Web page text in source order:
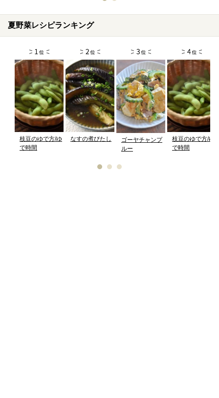
夏野菜レシピランキング
枝豆のゆで方/ゆ
で時間
なすの煮びたし
ゴーヤチャンプ
ルー
枝豆のゆで方/ゆ
で時間